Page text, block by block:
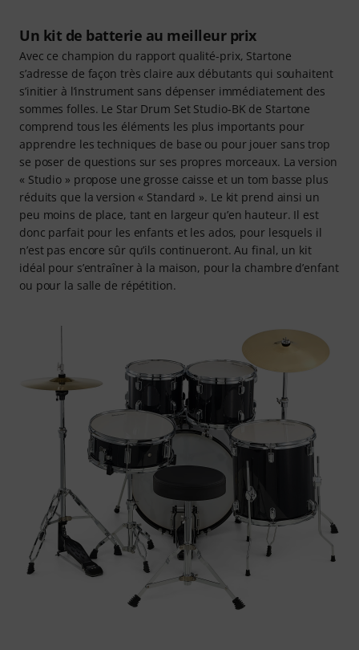
Un kit de batterie au meilleur prix
Avec ce champion du rapport qualité-prix, Startone
s’adresse de façon très claire aux débutants qui souhaitent
s’initier à l’instrument sans dépenser immédiatement des
sommes folles. Le Star Drum Set Studio-BK de Startone
comprend tous les éléments les plus importants pour
apprendre les techniques de base ou pour jouer sans trop
se poser de questions sur ses propres morceaux. La version
« Studio » propose une grosse caisse et un tom basse plus
réduits que la version « Standard ». Le kit prend ainsi un
peu moins de place, tant en largeur qu’en hauteur. Il est
donc parfait pour les enfants et les ados, pour lesquels il
n’est pas encore sûr qu’ils continueront. Au final, un kit
idéal pour s’entraîner à la maison, pour la chambre d’enfant
ou pour la salle de répétition.